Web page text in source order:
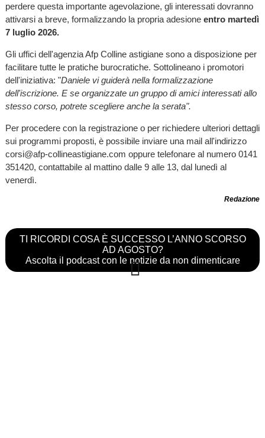
perdere questa importante agevolazione, gli interessati dovranno
attivarsi a breve, formalizzando la propria adesione entro martedì
7 luglio 2026.
Gli uffici dell'agenzia Afp Colline astigiane sono a disposizione per
facilitare tutte le pratiche burocratiche. Sottolineano i promotori
dell'iniziativa: "Daniele vi guiderà nella formalizzazione
dell'iscrizione. E se organizzate un gruppo di amici interessati allo
stesso corso, potrete scegliere anche la serata".
Per procedere con la registrazione o per richiedere ulteriori dettagli
sui programmi proposti, è possibile inviare una mail all'indirizzo
corsi@afp-collineastigiane.com oppure telefonare al numero 0141
351420, contattabile al mattino dalle 9 alle 13, dal lunedì al
venerdì.
Redazione
TI RICORDI COSA È SUCCESSO L’ANNO SCORSO
AD AGOSTO?
Ascolta il podcast con le notizie da non dimenticare